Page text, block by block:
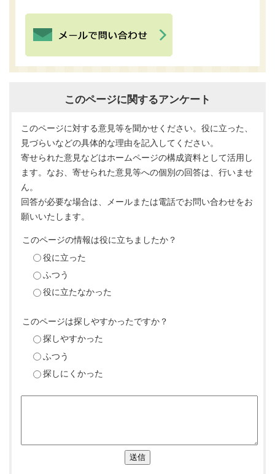
このページに関するアンケート
このページに対する意見等を聞かせください。役に立った、
見づらいなどの具体的な理由を記入してください。
寄せられた意見などはホームページの構成資料として活用し
ます。なお、寄せられた意見等への個別の回答は、行いませ
ん。
回答が必要な場合は、メールまたは電話でお問い合わせをお
願いいたします。
このページの情報は役に立ちましたか？
役に立った
ふつう
役に立たなかった
このページは探しやすかったですか？
探しやすかった
ふつう
探しにくかった
送信